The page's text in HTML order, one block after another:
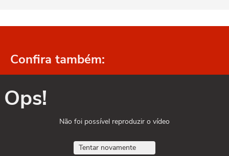
Confira também:
Ops!
Não foi possível reproduzir o vídeo
Tentar novamente